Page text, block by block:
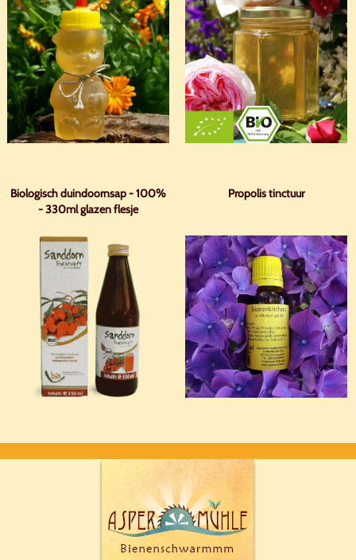
Biologisch duindoornsap - 100%
- 330ml glazen flesje
Propolis tinctuur